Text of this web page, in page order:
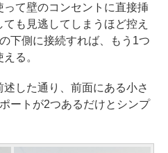
て壁のコンセントに直接挿
も見逃してしまうほど控え
下側に接続すれば、もう1つ
る。
した通り、前面にある小さ
ートが2つあるだけとシンプ